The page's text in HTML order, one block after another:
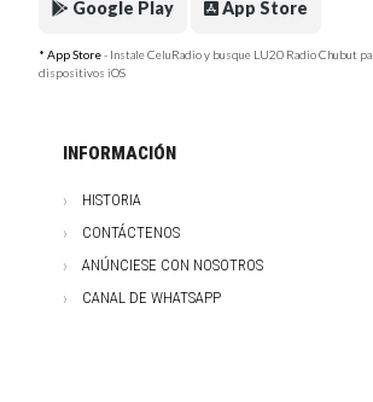
Google Play App Store
* App Store- Instale CeluRadio y busque LU20 Radio Chubut
dispositivos iOS
INFORMACIÓN
HISTORIA
CONTÁCTENOS
ANÚNCIESE CON NOSOTROS
CANAL DE WHATSAPP